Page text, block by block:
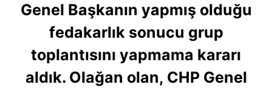
Genel Başkanın yapmış olduğu
fedakarlık sonucu grup
toplantısını yapmama kararı
aldık. Olağan olan, CHP Genel